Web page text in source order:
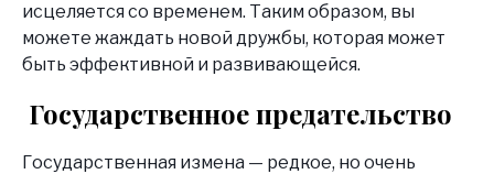
исцеляется со временем. Таким образом, вы
можете жаждать новой дружбы, которая может
быть эффективной и развивающейся.
Государственное предательство
Государственная измена — редкое, но очень